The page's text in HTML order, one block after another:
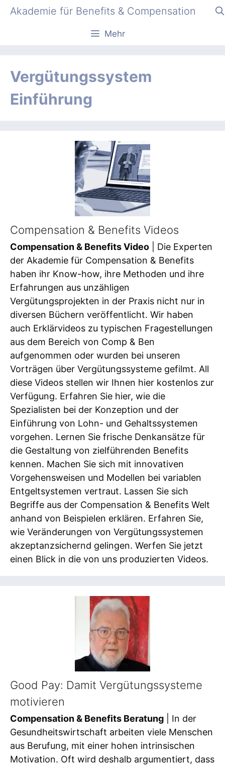
ZumAkademie für Benefits & Compensation
Mehr
Vergütungssystem
Einführung
Compensation & Benefits Videos
Compensation & Benefits Video | Die Experten
der Akademie für Compensation & Benefits
haben ihr Know-how, ihre Methoden und ihre
Erfahrungen aus unzähligen
Vergütungsprojekten in der Praxis nicht nur in
diversen Büchern veröffentlicht. Wir haben
auch Erklärvideos zu typischen Fragestellungen
aus dem Bereich von Comp & Ben
aufgenommen oder wurden bei unseren
Vorträgen über Vergütungssysteme gefilmt. All
diese Videos stellen wir Ihnen hier kostenlos zur
Verfügung. Erfahren Sie hier, wie die
Spezialisten bei der Konzeption und der
Einführung von Lohn- und Gehaltssystemen
vorgehen. Lernen Sie frische Denkansätze für
die Gestaltung von zielführenden Benefits
kennen. Machen Sie sich mit innovativen
Vorgehensweisen und Modellen bei variablen
Entgeltsystemen vertraut. Lassen Sie sich
Begriffe aus der Compensation & Benefits Welt
anhand von Beispielen erklären. Erfahren Sie,
wie Veränderungen von Vergütungssystemen
akzeptanzsichernd gelingen. Werfen Sie jetzt
einen Blick in die von uns produzierten Videos.
Good Pay: Damit Vergütungssysteme
motivieren
Compensation & Benefits Beratung | In der
Gesundheitswirtschaft arbeiten viele Menschen
aus Berufung, mit einer hohen intrinsischen
Motivation. Oft wird deshalb argumentiert, dass